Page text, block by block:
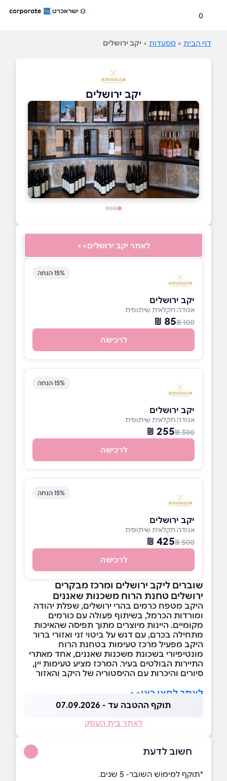
0
דף הבית > מסעדות > יקב ירושלים
יקב ירושלים
לאתר יקב ירושלים>>
15% הנחה
יקב ירושלים
אגודה חקלאית שיתופית
100 ₪
85 ₪
לרכישה
15% הנחה
יקב ירושלים
אגודה חקלאית שיתופית
300 ₪
255 ₪
לרכישה
15% הנחה
יקב ירושלים
אגודה חקלאית שיתופית
500 ₪
425 ₪
לרכישה
שוברים ליקב ירושלים ומרכז מבקרים
ירושלים טחנת הרוח משכנות שאננים
היקב מטפח כרמים בהרי ירושלים, שפלת יהודה
ומורדות הכרמל, בשיתוף פעולה עם כורמים
מקומיים. היינות מיוצרים מתוך תפיסה שהאיכות
מתחילה בכרם, עם דגש על ביטוי זני ואזורי ברור
היקב מפעיל מרכז טעימות בטחנת הרוח
מונטיפיורי בשכונת משכנות שאננים, אחד מאתרי
התיירות הבולטים בעיר. המרכז מציע טעימות יין,
סיורים והיכרות עם ההיסטוריה של היקב והאזור
לאתר לחצו כאן>>
תוקף ההטבה עד - 07.09.2026
לאתר בית העסק
חשוב לדעת
*תוקף למימוש השובר- 5 שנים.